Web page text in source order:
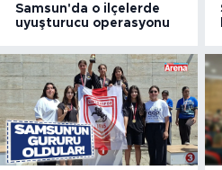
Samsun'da o ilçelerde
uyuşturucu operasyonu